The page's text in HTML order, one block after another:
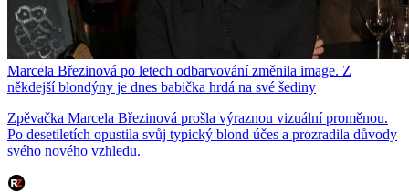
Marcela Březinová po letech odbarvování změnila image. Z
někdejší blondýny je dnes babička hrdá na své šediny
Zpěvačka Marcela Březinová prošla výraznou vizuální proměnou.
Po desetiletích opustila svůj typický blond účes a prozradila důvody
svého nového vzhledu.